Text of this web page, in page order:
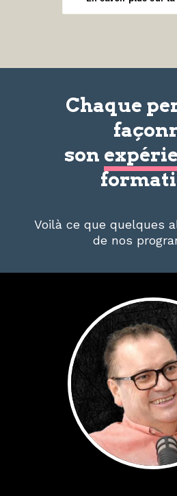
Chaque
son
Voilà ce que quelques
de nos